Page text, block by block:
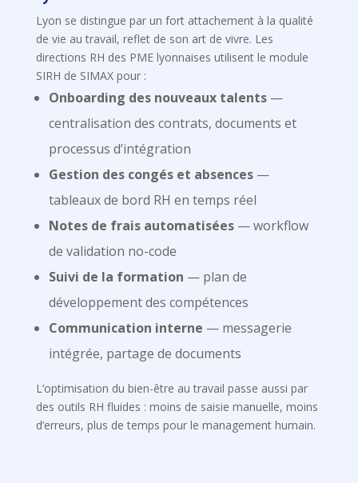
Lyon se distingue par un fort attachement à la qualité
de vie au travail, reflet de son art de vivre. Les
directions RH des PME lyonnaises utilisent le module
SIRH de SIMAX pour :
Onboarding des nouveaux talents—
centralisation des contrats, documents et
processus d’intégration
Gestion des congés et absences—
tableaux de bord RH en temps réel
Notes de frais automatisées— workflow
de validation no-code
Suivi de la formation — plan de
développement des compétences
Communication interne — messagerie
intégrée, partage de documents
L’optimisation du bien-être au travail passe aussi par
des outils RH fluides : moins de saisie manuelle, moins
d’erreurs, plus de temps pour le management humain.